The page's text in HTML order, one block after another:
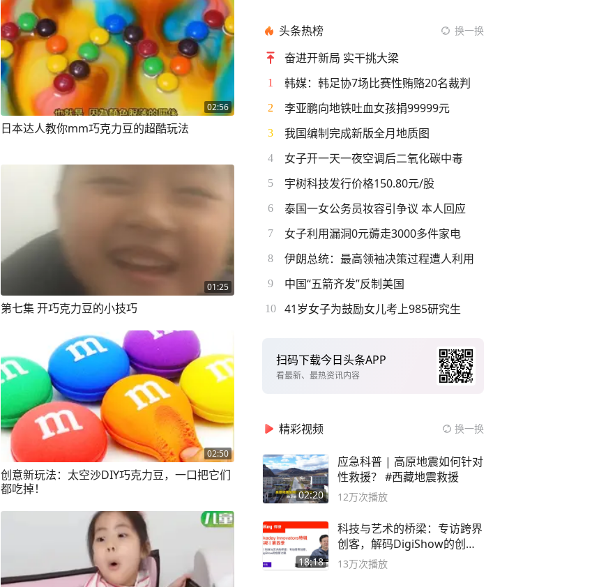
02:56
日本达人教你mm巧克力豆的超酷玩法
01:25
第七集 开巧克力豆的小技巧
02:50
创意新玩法：太空沙DIY巧克力豆，一口把它们
都吃掉！
头条热榜 换一换
奋进开新局 实干挑大梁
1 韩媒：韩足协7场比赛性贿赂20名裁判
2 李亚鹏向地铁吐血女孩捐99999元
3 我国编制完成新版全月地质图
4 女子开一天一夜空调后二氧化碳中毒
5 宇树科技发行价格150.80元/股
6 泰国一女公务员妆容引争议 本人回应
7 女子利用漏洞0元薅走3000多件家电
8 伊朗总统：最高领袖决策过程遭人利用
9 中国“五箭齐发”反制美国
10 41岁女子为鼓励女儿考上985研究生
扫码下载今日头条APP
看最新、最热资讯内容
精彩视频 换一换
02:20
应急科普 | 高原地震如何针对
性救援？ #西藏地震救援
12万次播放
18:18
科技与艺术的桥梁：专访跨界
创客，解码DigiShow的创新
之路
13万次播放